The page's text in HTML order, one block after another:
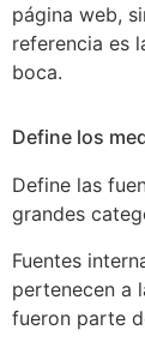
página web,
referencia es
boca.
Define los
Define las
grandes
Fuentes
pertenecen a
fueron parte